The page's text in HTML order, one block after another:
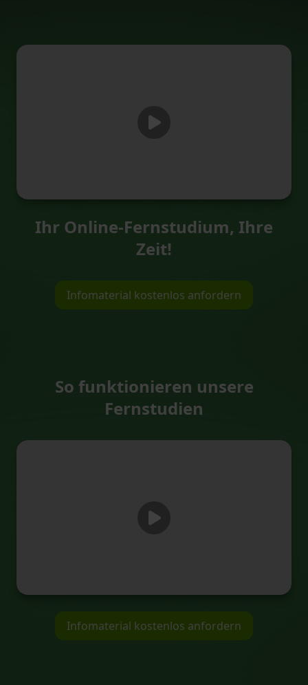
Ihr Online-Fernstudium, Ihre
Zeit!
Infomaterial kostenlos anfordern
So funktionieren unsere
Fernstudien
Infomaterial kostenlos anfordern